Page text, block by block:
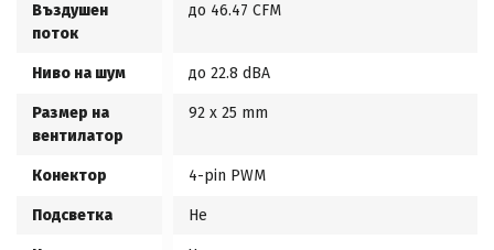
Въздушен
поток
до 46.47 CFM
Ниво на шум до 22.8 dBA
Размер на
вентилатор
92 x 25 mm
Конектор 4-pin PWM
Подсветка Не